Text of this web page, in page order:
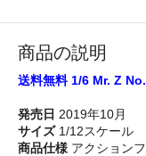
商品の説明
送料無料 1/6 Mr. Z
発売日 2019年10月
サイズ1/12スケール
商品仕様 アクション